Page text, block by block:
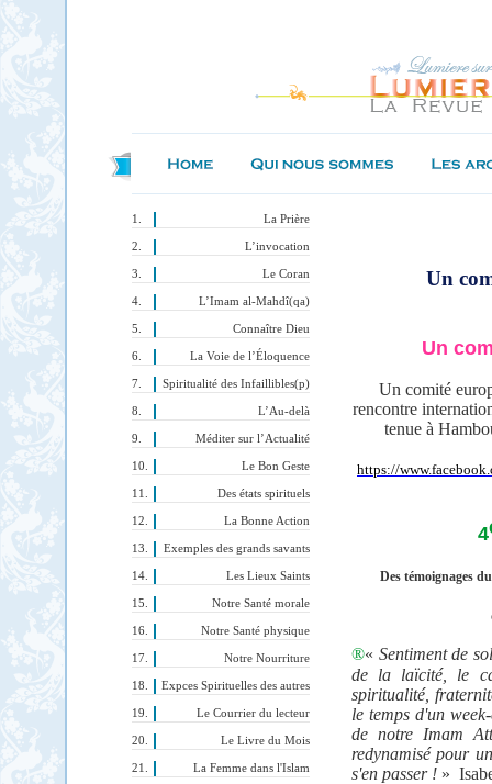
La Prière
L’invocation
Le Coran
L’Imam al-Mahdî(qa)
Connaître Dieu
La Voie de l’Éloquence
Spiritualité des Infaillibles(p)
L’Au-delà
Méditer sur l’Actualité
Le Bon Geste
Des états spirituels
La Bonne Action
Exemples des grands savants
Les Lieux Saints
Notre Santé morale
Notre Santé physique
Notre Nourriture
Expces Spirituelles des autres
Le Courrier du lecteur
Le Livre du Mois
La Femme dans l'Islam
Un
Un
Un comité
rencontre
tenue à
https://
4
Des témoignages
®« Sentiment de
de la laïcité, le
spiritualité,
le temps d'un
de notre Imam
redynamisé pour
s'en passer ! »